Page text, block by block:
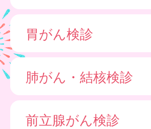
胃がん検診
肺がん・結核検診
前立腺がん検診